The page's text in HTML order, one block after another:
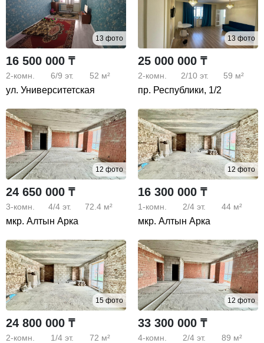
13 фото
16 500 000 ₸
2-комн. 6/9 эт. 52 м²
ул. Университетская
13 фото
25 000 000 ₸
2-комн. 2/10 эт. 59 м²
пр. Республики, 1/2
12 фото
24 650 000 ₸
3-комн. 4/4 эт. 72.4 м²
мкр. Алтын Арка
12 фото
16 300 000 ₸
1-комн. 2/4 эт. 44 м²
мкр. Алтын Арка
15 фото
24 800 000 ₸
2-комн. 1/4 эт. 72 м²
12 фото
33 300 000 ₸
4-комн. 2/4 эт. 89 м²